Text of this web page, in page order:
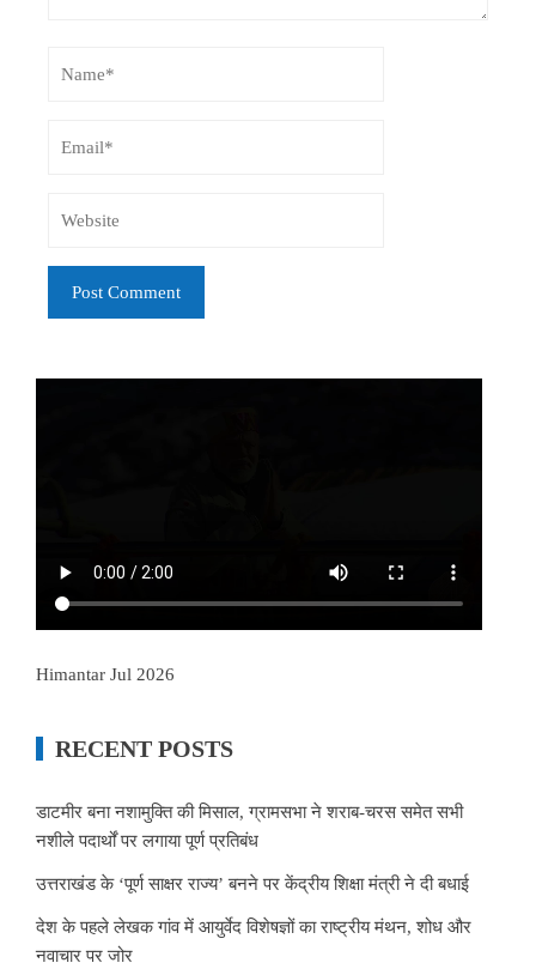
Himantar Jul 2026
RECENT POSTS
डाटमीर बना नशामुक्ति की मिसाल, ग्रामसभा ने शराब-चरस समेत सभी
नशीले पदार्थों पर लगाया पूर्ण प्रतिबंध
उत्तराखंड के ‘पूर्ण साक्षर राज्य’ बनने पर केंद्रीय शिक्षा मंत्री ने दी बधाई
देश के पहले लेखक गांव में आयुर्वेद विशेषज्ञों का राष्ट्रीय मंथन, शोध और
नवाचार पर जोर